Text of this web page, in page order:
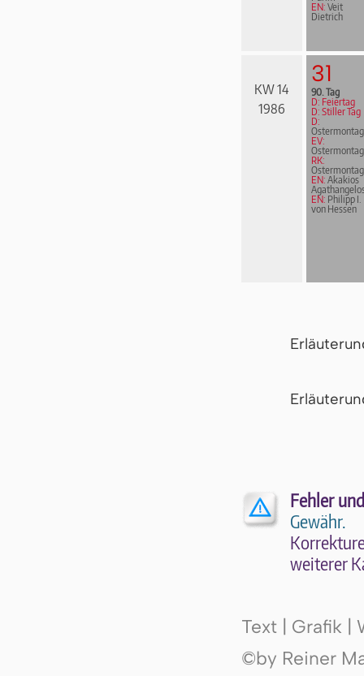
EN: Veit
Dietrich
KW 14
1986
31
90. Tag
D: Feiertag
D: Stiller Tag
D:
Ostermontag
EV:
Ostermontag
RK:
Ostermontag
EN: Akakios
EN: Philipp I.
von Hessen
Fehler
Gewähr.
wei­te­rer
Text | Grafik |
©by Reiner